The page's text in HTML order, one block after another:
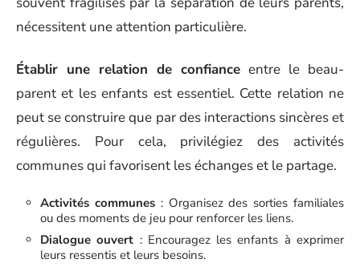
nécessitent une attention particulière.
Établir une relation de confiance entre le beau-
parent et les enfants est essentiel. Cette relation ne
peut se construire que par des interactions sincères et
régulières. Pour cela, privilégiez des activités
communes qui favorisent les échanges et le partage.
Activités communes: Organisez des sorties familiales
ou des moments de jeu pour renforcer les liens.
Dialogue ouvert : Encouragez les enfants à exprimer
leurs ressentis et leurs besoins.